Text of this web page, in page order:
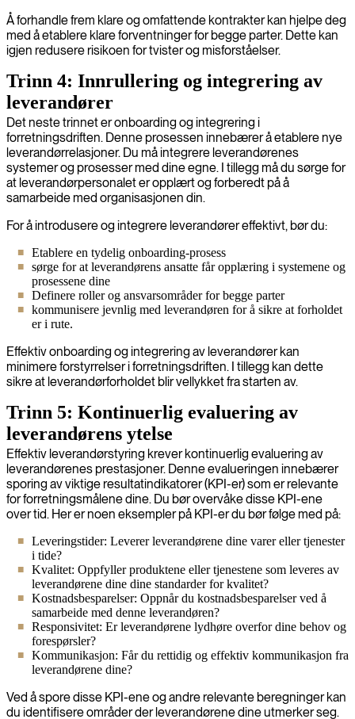
Å forhandle frem klare og omfattende kontrakter kan hjelpe deg
med å etablere klare forventninger for begge parter. Dette kan
igjen redusere risikoen for tvister og misforståelser.
Trinn 4: Innrullering og integrering av
leverandører
Det neste trinnet er onboarding og integrering i
forretningsdriften. Denne prosessen innebærer å etablere nye
leverandørrelasjoner. Du må integrere leverandørenes
systemer og prosesser med dine egne. I tillegg må du sørge for
at leverandørpersonalet er opplært og forberedt på å
samarbeide med organisasjonen din.
For å introdusere og integrere leverandører effektivt, bør du:
Etablere en tydelig onboarding-prosess
sørge for at leverandørens ansatte får opplæring i systemene og
prosessene dine
Definere roller og ansvarsområder for begge parter
kommunisere jevnlig med leverandøren for å sikre at forholdet
er i rute.
Effektiv onboarding og integrering av leverandører kan
minimere forstyrrelser i forretningsdriften. I tillegg kan dette
sikre at leverandørforholdet blir vellykket fra starten av.
Trinn 5: Kontinuerlig evaluering av
leverandørens ytelse
Effektiv leverandørstyring krever kontinuerlig evaluering av
leverandørenes prestasjoner. Denne evalueringen innebærer
sporing av viktige resultatindikatorer (KPI-er) som er relevante
for forretningsmålene dine. Du bør overvåke disse KPI-ene
over tid. Her er noen eksempler på KPI-er du bør følge med på:
Leveringstider: Leverer leverandørene dine varer eller tjenester
i tide?
Kvalitet: Oppfyller produktene eller tjenestene som leveres av
leverandørene dine dine standarder for kvalitet?
Kostnadsbesparelser: Oppnår du kostnadsbesparelser ved å
samarbeide med denne leverandøren?
Responsivitet: Er leverandørene lydhøre overfor dine behov og
forespørsler?
Kommunikasjon: Får du rettidig og effektiv kommunikasjon fra
leverandørene dine?
Ved å spore disse KPI-ene og andre relevante beregninger kan
du identifisere områder der leverandørene dine utmerker seg.